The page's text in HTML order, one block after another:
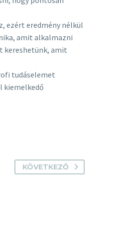
ezért eredmény nélkül
amit alkalmazni
kereshetünk, amit
tudáselemet
kiemelkedő
KÖVETKEZŐ